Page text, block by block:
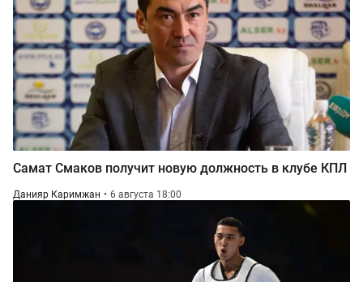
Самат Смаков получит новую должность в клубе КПЛ
Данияр Каримжан 6 августа 18:00